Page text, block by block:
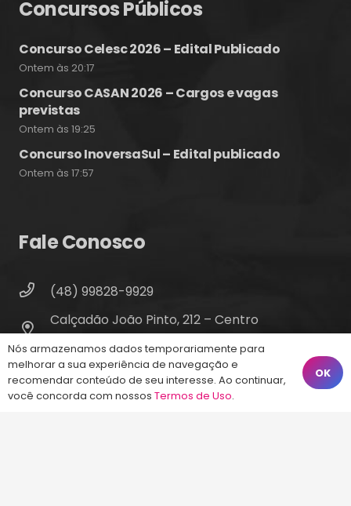
Concursos Públicos
Concurso Celesc 2026 – Edital Publicado
Ontem às 20:17
Concurso CASAN 2026 – Cargos e vagas
previstas
Ontem às 19:25
Concurso InoversaSul – Edital publicado
Ontem às 17:57
Fale Conosco
(48) 99828-9929
Calçadão João Pinto, 212 – Centro
atendimento@energiaconcursos.com.br
Nós armazenamos dados temporariamente para
melhorar a sua experiência de navegação e
recomendar conteúdo de seu interesse. Ao continuar,
você concorda com nossos Termos de Uso.
OK